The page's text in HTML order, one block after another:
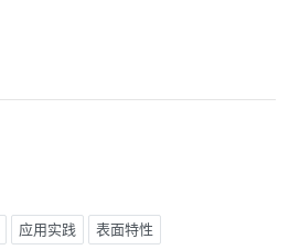
应用实践 表面特性